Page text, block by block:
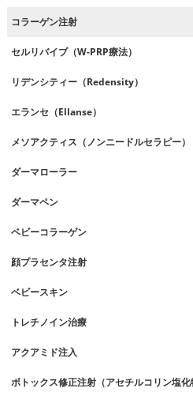
コラーゲン注射
セルリバイブ（W-PRP療法）
リデンシティー（Redensity）
エランセ（Ellanse）
メソアクティス（ノンニードルセラピー）
ダーマローラー
ダーマペン
ベビーコラーゲン
顔プラセンタ注射
ベビースキン
トレチノイン治療
アクアミド注入
ボトックス修正注射（アセチルコリン塩化